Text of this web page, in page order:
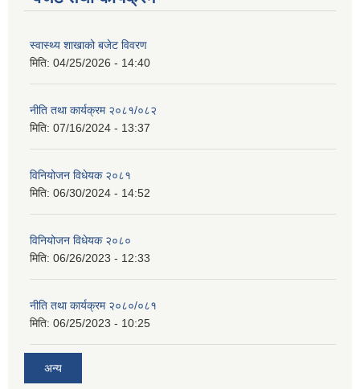
स्वास्थ्य शाखाको बजेट विवरण
मिति: 04/25/2026 - 14:40
नीति तथा कार्यक्रम २०८१/०८२
मिति: 07/16/2024 - 13:37
विनियोजन विधेयक २०८१
मिति: 06/30/2024 - 14:52
विनियोजन विधेयक २०८०
मिति: 06/26/2023 - 12:33
नीति तथा कार्यक्रम २०८०/०८१
मिति: 06/25/2023 - 10:25
अन्य